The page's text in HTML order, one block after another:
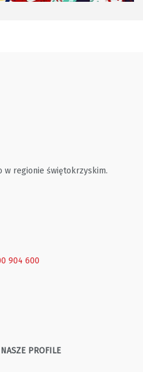
w regionie świętokrzyskim.
904 600
PROFILE